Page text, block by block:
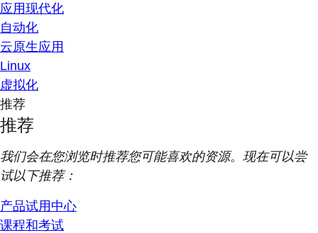
应用现代化
自动化
云原生应用
Linux
虚拟化
推荐
推荐
我们会在您浏览时推荐您可能喜欢的资源。现在可以尝
试以下推荐：
产品试用中心
课程和考试